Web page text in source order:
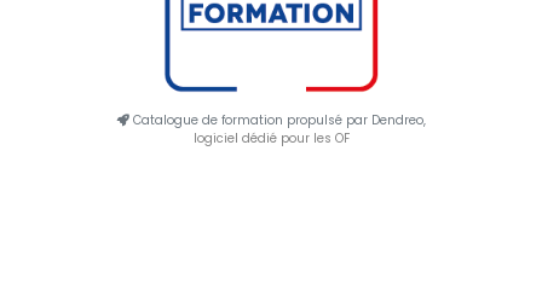
Catalogue de formation propulsé par Dendreo,
logiciel dédié pour les OF